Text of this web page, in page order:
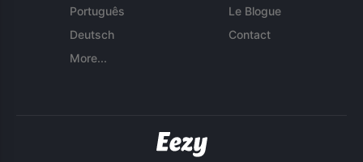
Português
Deutsch
More...
Le Blogue
Contact